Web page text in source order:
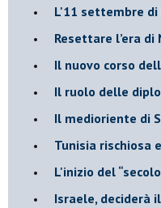
L'11 settembre
Resettare l’era di
​Il nuovo corso
Il ruolo delle
Il medioriente di
Tunisia rischiosa
L'inizio del
Israele, deciderà